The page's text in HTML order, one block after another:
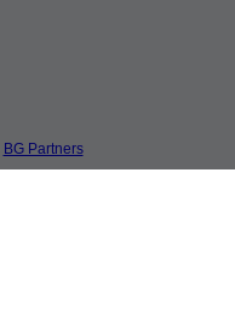
BG Partners